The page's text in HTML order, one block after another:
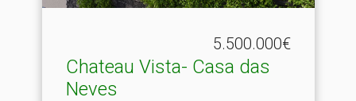
5.500.000€
Chateau Vista- Casa das
Neves